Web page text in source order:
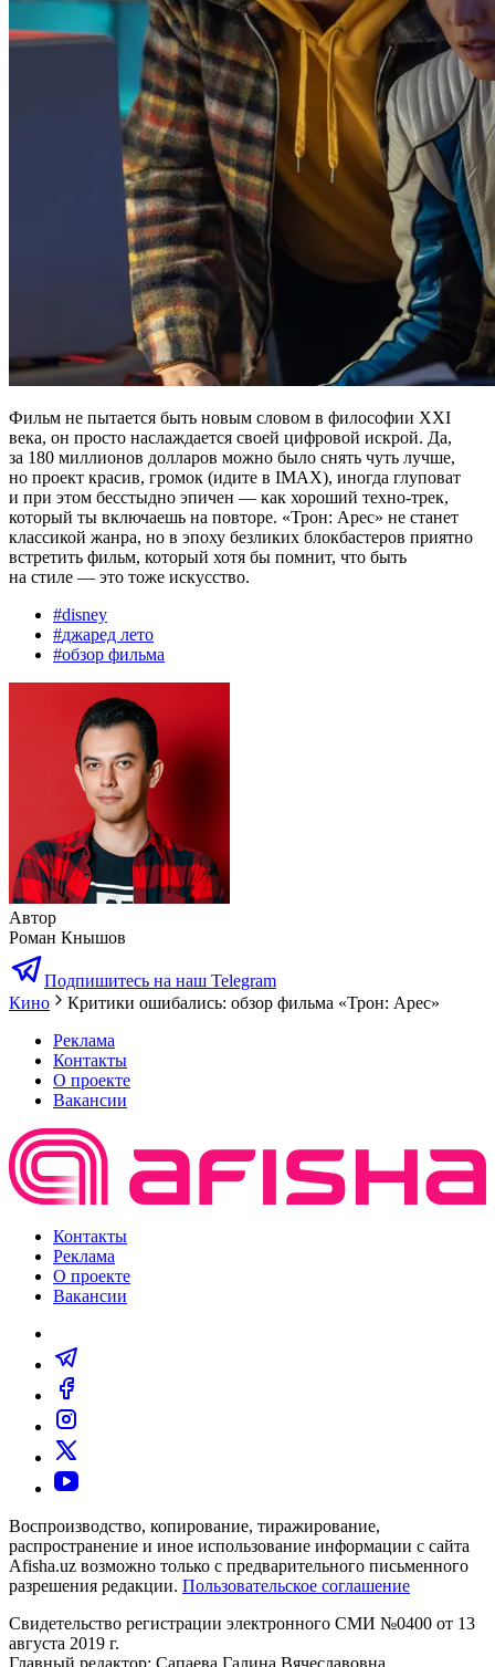
Фильм не пытается быть новым словом в философии XXI
века, он просто наслаждается своей цифровой искрой. Да,
за 180 миллионов долларов можно было снять чуть лучше,
но проект красив, громок (идите в IMAX), иногда глуповат
и при этом бесстыдно эпичен — как хороший техно-трек,
который ты включаешь на повторе. «Трон: Арес» не станет
классикой жанра, но в эпоху безликих блокбастеров приятно
встретить фильм, который хотя бы помнит, что быть
на стиле — это тоже искусство.
#disney
#джаред лето
#обзор фильма
Автор
Роман Кнышов
Подпишитесь на наш Telegram
Кино
Критики ошибались: обзор фильма «Трон: Арес»
Реклама
Контакты
О проекте
Вакансии
Контакты
Реклама
О проекте
Вакансии
Воспроизводство, копирование, тиражирование,
распространение и иное использование информации с сайта
Afisha.uz возможно только с предварительного письменного
разрешения редакции. Пользовательское соглашение
Свидетельство регистрации электронного СМИ №0400 от 13
августа 2019 г.
Главный редактор: Сапаева Галина Вячеславовна